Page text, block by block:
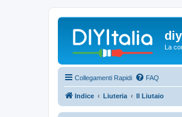
La
Collegamenti Rapidi FAQ
Indice Liuteria Il Liutaio